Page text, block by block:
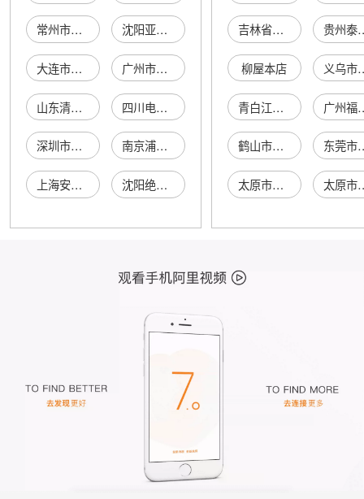
常州市武进东方绝缘油有限公司 沈阳亚泰变压器绝缘油净化处理有限公司
大连市沙河口区晶新绝缘油漆厂 广州市黄埔区日晟绝缘油处理服务部
山东清源电绝缘油脂有限公司 四川电力检修公司绝缘油监督业务部
深圳市宝安区新安科拓绝缘材料电子测试部 南京浦口东方绝缘材料厂仪表分厂
上海安达绝缘仪表经营部 沈阳绝缘材料厂油漆分厂
吉林省康美文化交流中心(有限合伙) 贵州泰田
柳屋本店 义乌市汇
青白江区周从陶瓷经营部 广州福
鹤山市沙坪振林商店 东莞市
太原市迎泽区张师傅酱肉面馆 太原市